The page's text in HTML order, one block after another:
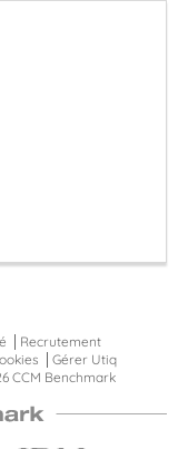
Recrutement
Gérer Utiq
CCM Benchmark